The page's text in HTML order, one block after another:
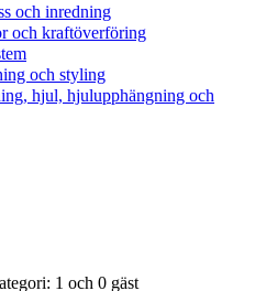
och inredning
och kraftöverföring
och styling
hjul, hjulupphängning och
1 och 0 gäst